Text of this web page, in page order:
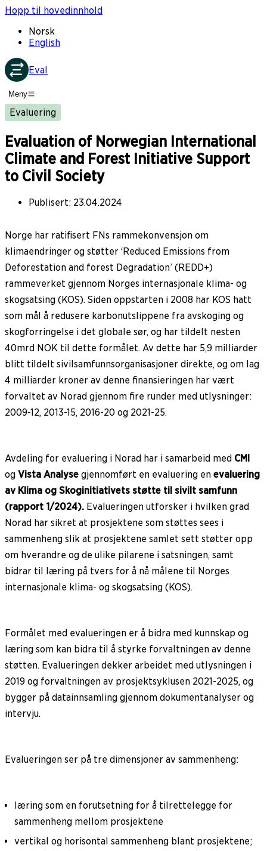
Hopp til hovedinnhold
Norsk
English
Eval
Meny
Evaluering
Evaluation of Norwegian International
Climate and Forest Initiative Support
to Civil Society
Publisert: 23.04.2024
Norge har ratifisert FNs rammekonvensjon om
klimaendringer og støtter ‘Reduced Emissions from
Deforestation and forest Degradation’ (REDD+)
rammeverket gjennom Norges internasjonale klima- og
skogsatsing (KOS). Siden oppstarten i 2008 har KOS hatt
som mål å redusere karbonutslippene fra avskoging og
skogforringelse i det globale sør, og har tildelt nesten
40mrd NOK til dette formålet. Av dette har 5,9 milliarder
blitt tildelt sivilsamfunnsorganisasjoner direkte, og om lag
4 milliarder kroner av denne finansieringen har vært
forvaltet av Norad gjennom fire runder med utlysninger:
2009-12, 2013-15, 2016-20 og 2021-25.
Avdeling for evaluering i Norad har i samarbeid med CMI
og Vista Analyse gjennomført en evaluering en evaluering
av Klima og Skoginitiativets støtte til sivilt samfunn
(rapport 1/2024). Evalueringen utforsker i hvilken grad
Norad har sikret at prosjektene som støttes sees i
sammenheng slik at prosjektene samlet sett støtter opp
om hverandre og de ulike pilarene i satsningen, samt
bidrar til læring på tvers for å nå målene til Norges
internasjonale klima- og skogsatsing (KOS).
Formålet med evalueringen er å bidra med kunnskap og
læring som kan bidra til å styrke forvaltningen av denne
støtten. Evalueringen dekker arbeidet med utlysningen i
2019 og forvaltningen av prosjektsyklusen 2021-2025, og
bygger på datainnsamling gjennom dokumentanalyser og
intervju.
Evalueringen ser på tre dimensjoner av sammenheng:
læring som en forutsetning for å tilrettelegge for
sammenheng mellom prosjektene
vertikal og horisontal sammenheng blant prosjektene;